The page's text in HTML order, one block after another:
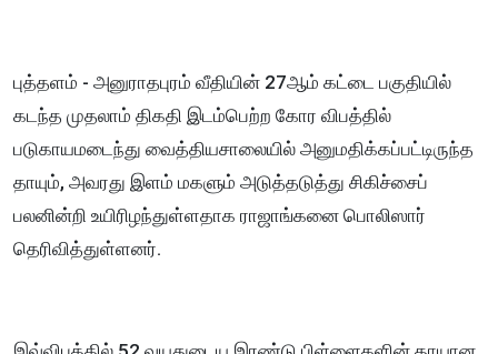
புத்தளம் - அனுராதபுரம் வீதியின் 27ஆம் கட்டை பகுதியில்
கடந்த முதலாம் திகதி இடம்பெற்ற கோர விபத்தில்
படுகாயமடைந்து வைத்தியசாலையில் அனுமதிக்கப்பட்டிருந்த
தாயும், அவரது இளம் மகளும் அடுத்தடுத்து சிகிச்சைப்
பலனின்றி உயிரிழந்துள்ளதாக ராஜாங்கனை பொலிஸார்
தெரிவித்துள்ளனர்.